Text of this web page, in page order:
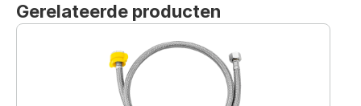
Gerelateerde producten